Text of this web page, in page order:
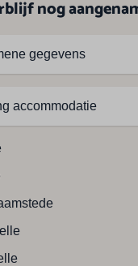
nog
gegevens
accommodatie